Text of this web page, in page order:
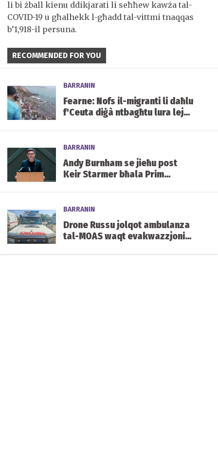
li bi żball kienu ddikjarati li seħħew kawża tal-
COVID-19 u għalhekk l-għadd tal-vittmi tnaqqas
b’1,918-il persuna.
RECOMMENDED FOR YOU
BARRANIN
Fearne: Nofs il-migranti li daħlu
f'Ceuta diġà ntbagħtu lura lejn
BARRANIN
Andy Burnham se jieħu post
Keir Starmer bħala Prim
BARRANIN
Drone Russu jolqot ambulanza
tal-MOAS waqt evakwazzjoni